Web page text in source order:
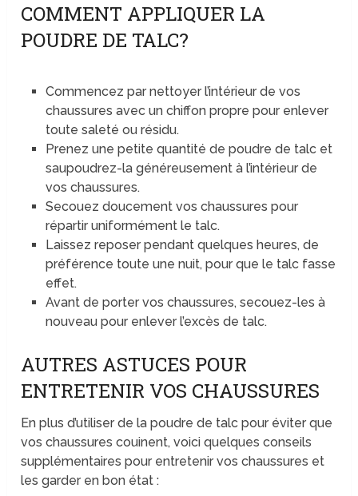
COMMENT APPLIQUER LA
POUDRE DE TALC?
Commencez par nettoyer l’intérieur de vos
chaussures avec un chiffon propre pour enlever
toute saleté ou résidu.
Prenez une petite quantité de poudre de talc et
saupoudrez-la généreusement à l’intérieur de
vos chaussures.
Secouez doucement vos chaussures pour
répartir uniformément le talc.
Laissez reposer pendant quelques heures, de
préférence toute une nuit, pour que le talc fasse
effet.
Avant de porter vos chaussures, secouez-les à
nouveau pour enlever l’excès de talc.
AUTRES ASTUCES POUR
ENTRETENIR VOS CHAUSSURES
En plus d’utiliser de la poudre de talc pour éviter que
vos chaussures couinent, voici quelques conseils
supplémentaires pour entretenir vos chaussures et
les garder en bon état :